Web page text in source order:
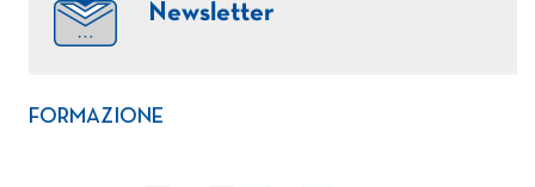
Newsletter
FORMAZIONE